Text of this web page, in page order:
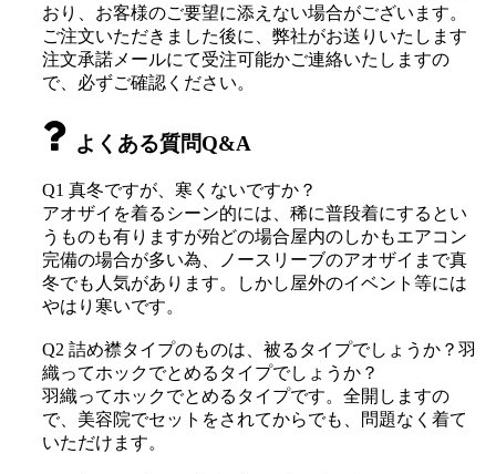
おり、お客様のご要望に添えない場合がございます。
ご注文いただきました後に、弊社がお送りいたします
注文承諾メールにて受注可能かご連絡いたしますの
で、必ずご確認ください。
よくある質問Q&A
Q1 真冬ですが、寒くないですか？
アオザイを着るシーン的には、稀に普段着にするとい
うものも有りますが殆どの場合屋内のしかもエアコン
完備の場合が多い為、ノースリーブのアオザイまで真
冬でも人気があります。しかし屋外のイベント等には
やはり寒いです。
Q2 詰め襟タイプのものは、被るタイプでしょうか？羽
織ってホックでとめるタイプでしょうか？
羽織ってホックでとめるタイプです。全開しますの
で、美容院でセットをされてからでも、問題なく着て
いただけます。